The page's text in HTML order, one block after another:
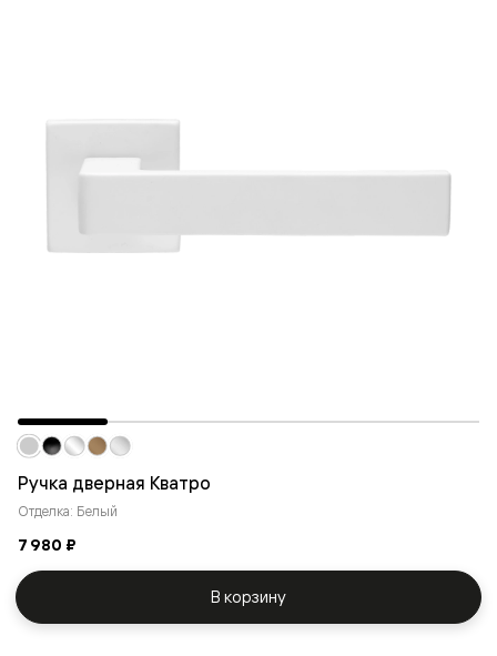
Ручка дверная Кватро
Отделка: Белый
7 980 ₽
В корзину